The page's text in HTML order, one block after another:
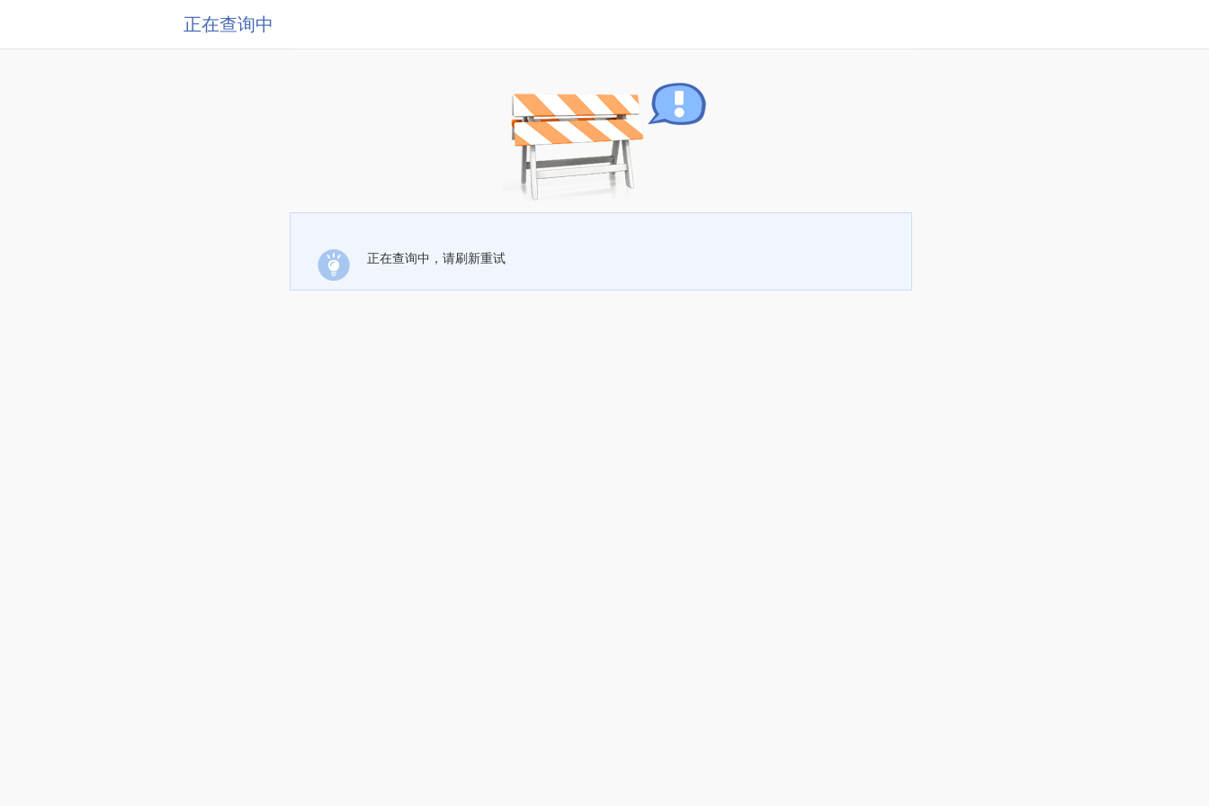
正在查询中
正在查询中，请刷新重试